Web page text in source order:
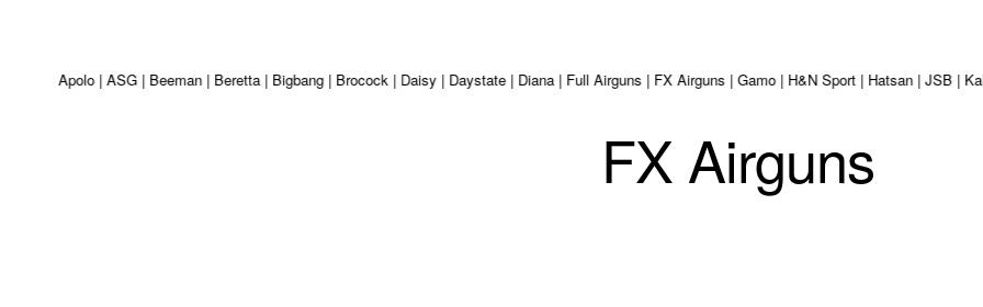
| Apolo | ASG | Beeman | Beretta | Bigbang | Brocock | Daisy | Daystate | Diana | Full Airguns | FX Airguns | Gamo | H&N Sport | Hatsan | JSB |
FX Airguns